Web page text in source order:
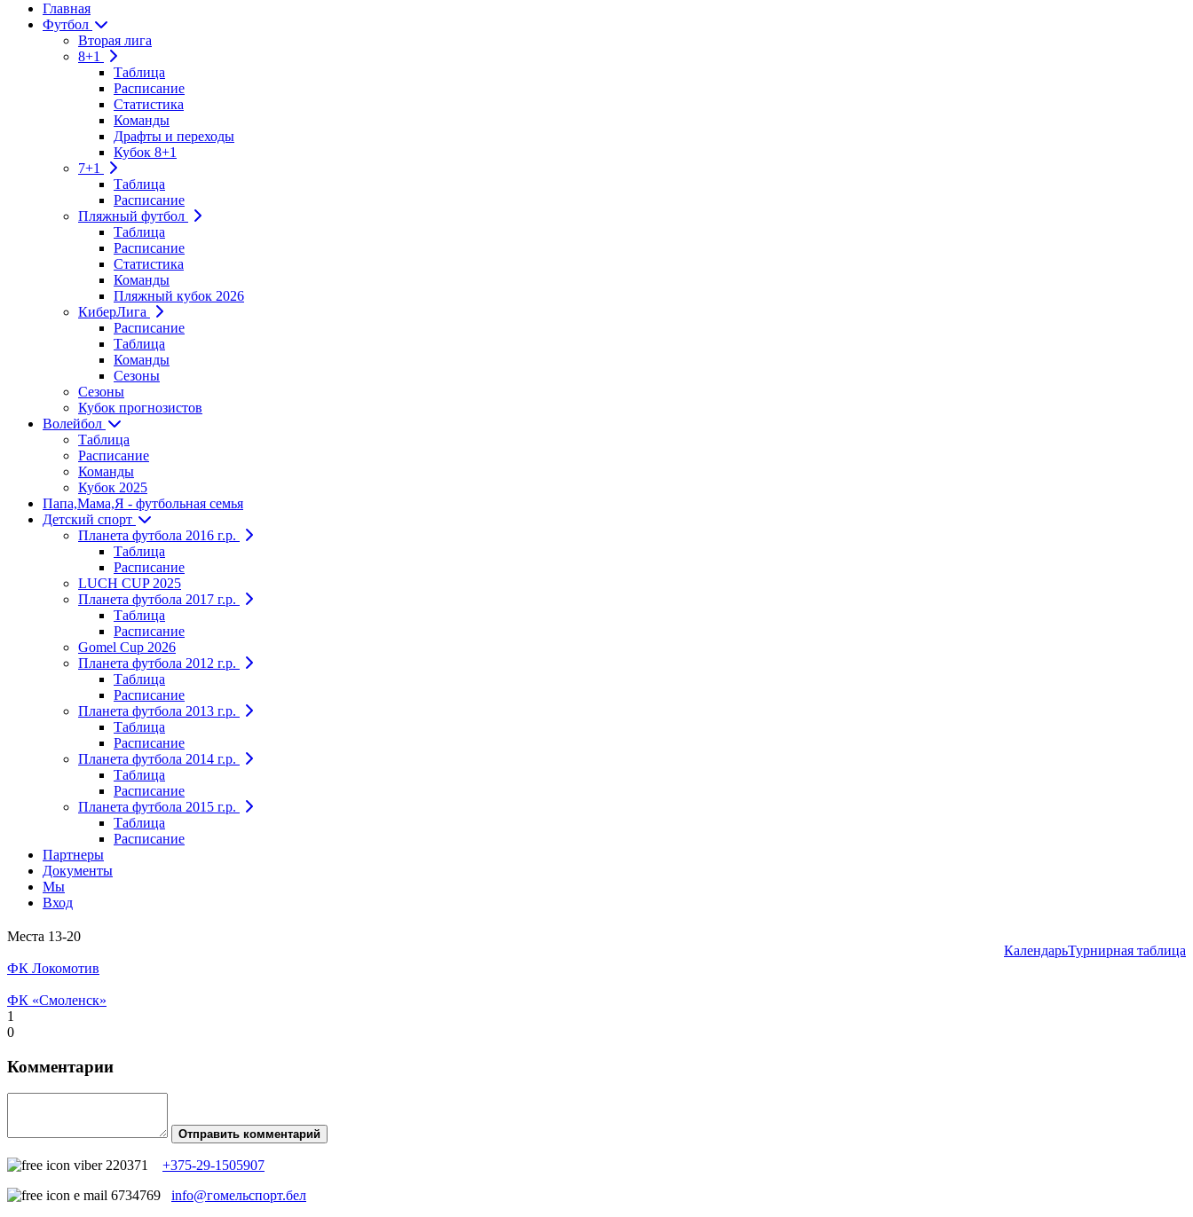
Главная
Футбол
Вторая лига
8+1
Таблица
Расписание
Статистика
Команды
Драфты и переходы
Кубок 8+1
7+1
Таблица
Расписание
Пляжный футбол
Таблица
Расписание
Статистика
Команды
Пляжный кубок 2026
КиберЛига
Расписание
Таблица
Команды
Сезоны
Сезоны
Кубок прогнозистов
Волейбол
Таблица
Расписание
Команды
Кубок 2025
Папа,Мама,Я - футбольная семья
Детский спорт
Планета футбола 2016 г.р.
Таблица
Расписание
LUCH CUP 2025
Планета футбола 2017 г.р.
Таблица
Расписание
Gomel Cup 2026
Планета футбола 2012 г.р.
Таблица
Расписание
Планета футбола 2013 г.р.
Таблица
Расписание
Планета футбола 2014 г.р.
Таблица
Расписание
Планета футбола 2015 г.р.
Таблица
Расписание
Партнеры
Документы
Мы
Вход
КалендарьТурнирная таблица
Места 13-20
ФК Локомотив
ФК «Смоленск»
1
0
Комментарии
Отправить комментарий
+375-29-1505907
info@гомельспорт.бел